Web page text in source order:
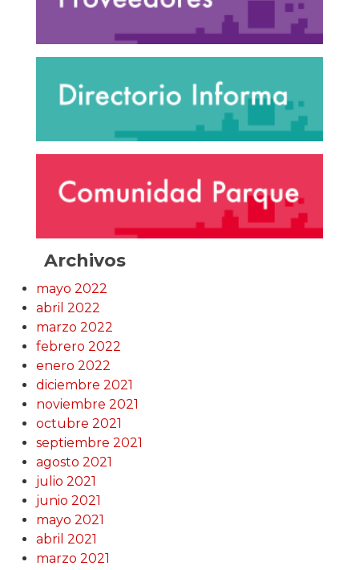
Archivos
mayo 2022
abril 2022
marzo 2022
febrero 2022
enero 2022
diciembre 2021
noviembre 2021
octubre 2021
septiembre 2021
agosto 2021
julio 2021
junio 2021
mayo 2021
abril 2021
marzo 2021